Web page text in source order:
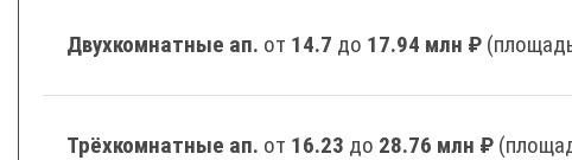
Двухкомнатные ап. от 14.7 до 17.94 млн ₽
Трёхкомнатные ап. от 16.23 до 28.76 млн ₽